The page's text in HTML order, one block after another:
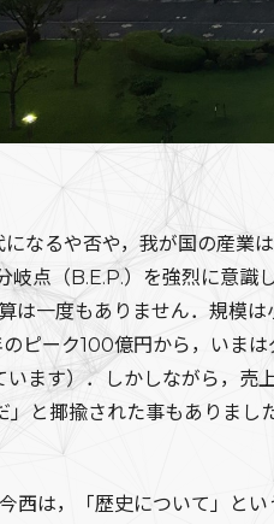
るや否や，我が国の産業
点（B.E.P.）を強烈に意識
一度もありません．規模
ピーク100億円から，いま
ます）．しかしながら，売
と揶揄された事もありま
は，「歴史について」とい